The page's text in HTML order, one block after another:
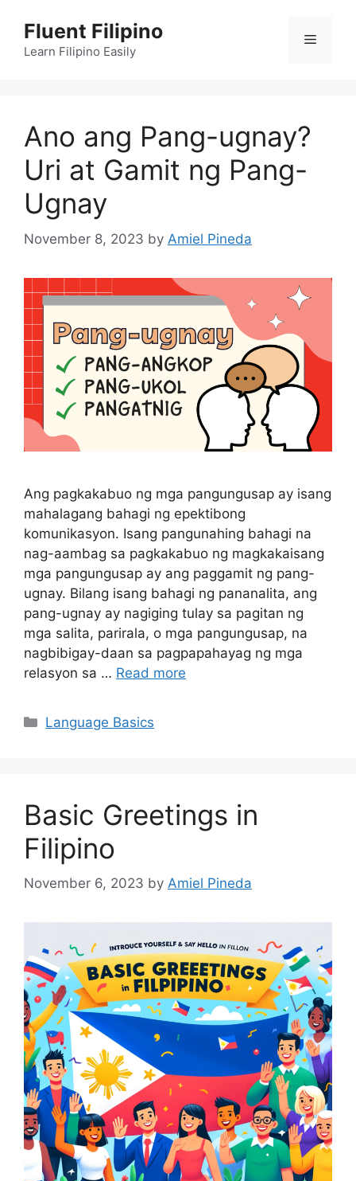
content
Fluent Filipino
Learn Filipino Easily
Menu
Ano ang Pang-ugnay?
Uri at Gamit ng Pang-
Ugnay
November 8, 2023 by Amiel Pineda
Ang pagkakabuo ng mga pangungusap ay isang
mahalagang bahagi ng epektibong
komunikasyon. Isang pangunahing bahagi na
nag-aambag sa pagkakabuo ng magkakaisang
mga pangungusap ay ang paggamit ng pang-
ugnay. Bilang isang bahagi ng pananalita, ang
pang-ugnay ay nagiging tulay sa pagitan ng
mga salita, parirala, o mga pangungusap, na
nagbibigay-daan sa pagpapahayag ng mga
relasyon sa … Read more
Categories
Language Basics
Basic Greetings in
Filipino
November 6, 2023 by Amiel Pineda